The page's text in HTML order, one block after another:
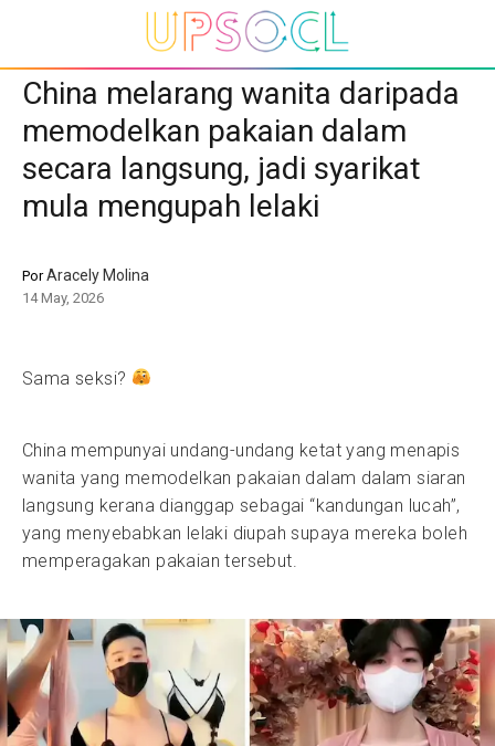
China melarang wanita daripada
memodelkan pakaian dalam
secara langsung, jadi syarikat
mula mengupah lelaki
PorAracely Molina
14 May, 2026
Sama seksi?
China mempunyai undang-undang ketat yang menapis
wanita yang memodelkan pakaian dalam dalam siaran
langsung kerana dianggap sebagai “kandungan lucah”,
yang menyebabkan lelaki diupah supaya mereka boleh
memperagakan pakaian tersebut.